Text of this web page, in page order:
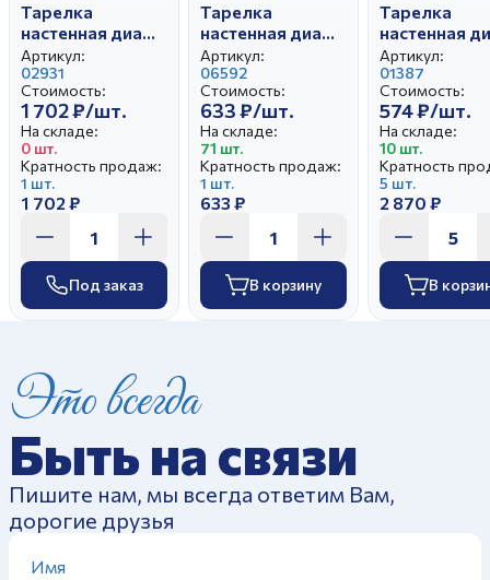
Тарелка
настенная диам.
300 мм Осень
Артикул:
02931
Стоимость:
1 702 ₽/шт.
На складе:
0 шт.
Кратность продаж:
1 шт.
1 702 ₽
Под заказ
Тарелка
настенная диам.
200 мм День
Победы
Артикул:
06592
Стоимость:
633 ₽/шт.
На складе:
71 шт.
Кратность продаж:
1 шт.
633 ₽
В корзину
Тарелка
настенная
300 мм
Артикул:
01387
Стоимость:
574 ₽/шт.
На складе:
10 шт.
Кратность
5 шт.
2 870 ₽
В
Это всегда
Быть на связи
Пишите нам, мы всегда ответим Вам,
дорогие друзья